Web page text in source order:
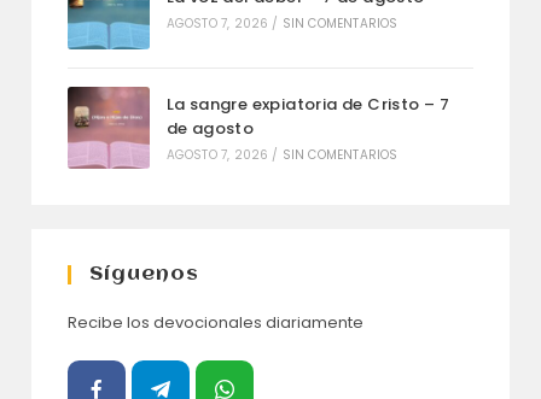
AGOSTO 7, 2026 / SIN COMENTARIOS
La sangre expiatoria de Cristo – 7
de agosto
AGOSTO 7, 2026 / SIN COMENTARIOS
Síguenos
Recibe los devocionales diariamente